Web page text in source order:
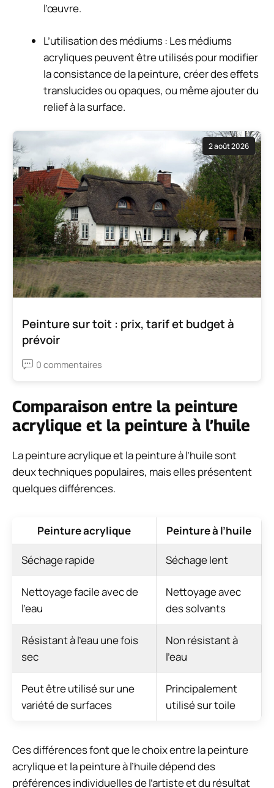
l’œuvre.
L’utilisation des médiums : Les médiums
acryliques peuvent être utilisés pour modifier
la consistance de la peinture, créer des effets
translucides ou opaques, ou même ajouter du
relief à la surface.
2 août 2026
Peinture sur toit : prix, tarif et budget à
prévoir
0 commentaires
Comparaison entre la peinture
acrylique et la peinture à l’huile
La peinture acrylique et la peinture à l’huile sont
deux techniques populaires, mais elles présentent
quelques différences.
Peinture acrylique Peinture à l’huile
Séchage rapide Séchage lent
Nettoyage facile avec de
l’eau
Nettoyage avec
des solvants
Résistant à l’eau une fois
sec
Non résistant à
l’eau
Peut être utilisé sur une
variété de surfaces
Principalement
utilisé sur toile
Ces différences font que le choix entre la peinture
acrylique et la peinture à l’huile dépend des
préférences individuelles de l’artiste et du résultat